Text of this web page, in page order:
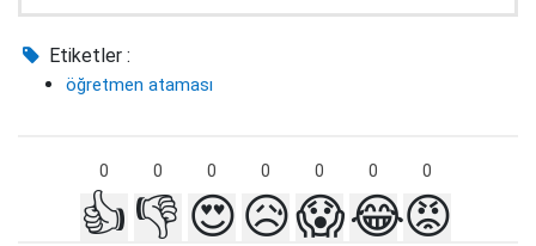
Etiketler :
öğretmen ataması
0 0 0 0 0 0 0
👍 👎 😍😥😱😂😡